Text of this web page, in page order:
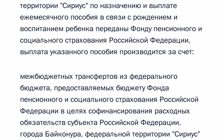
территории "Сириус" по назначению и выплате
ежемесячного пособия в связи с рождением и
воспитанием ребенка переданы Фонду пенсионного и
социального страхования Российской Федерации,
выплата указанного пособия производится за счет:
межбюджетных трансфертов из федерального
бюджета, предоставляемых бюджету Фонда
пенсионного и социального страхования Российской
Федерации в целях софинансирования расходных
обязательств субъекта Российской Федерации,
города Байконура, федеральной территории "Сириус"